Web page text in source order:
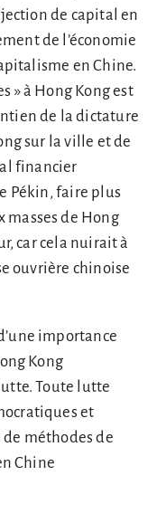
de capital en
de l’économie
en Chine.
» à Hong Kong est
de la dictature
sur la ville et de
financier
Pékin, faire plus
masses de Hong
car cela nuirait à
ouvrière chinoise
importance
Kong
Toute lutte
et
méthodes de
Chine